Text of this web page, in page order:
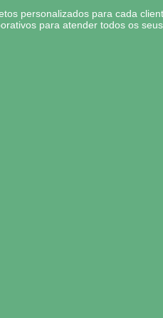
personalizados para cada
para atender todos os